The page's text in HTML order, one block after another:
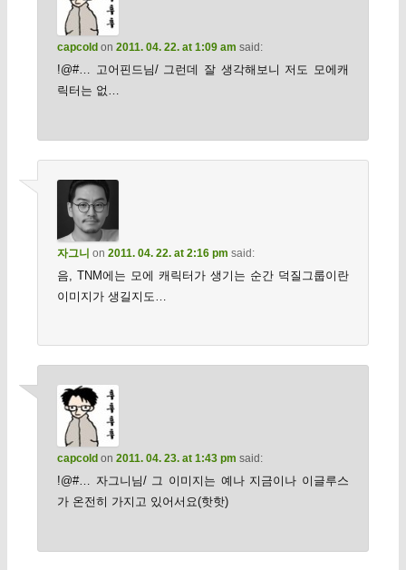
capcold on 2011. 04. 22. at 1:09 am said:
!@#… 고어핀드님/ 그런데 잘 생각해보니 저도 모에캐
릭터는 없…
자그니 on 2011. 04. 22. at 2:16 pm said:
음, TNM에는 모에 캐릭터가 생기는 순간 덕질그룹이란
이미지가 생길지도…
capcold on 2011. 04. 23. at 1:43 pm said:
!@#… 자그니님/ 그 이미지는 예나 지금이나 이글루스
가 온전히 가지고 있어서요(핫핫)